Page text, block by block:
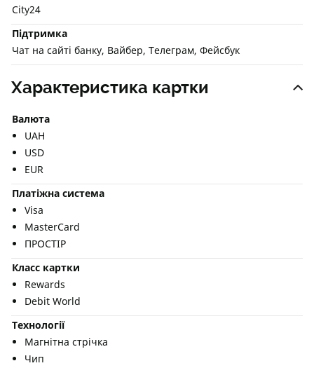
City24
Підтримка
Чат на сайті банку, Вайбер, Телеграм, Фейсбук
Характеристика картки
Валюта
UAH
USD
EUR
Платіжна система
Visa
MasterCard
ПРОСТІР
Класс картки
Rewards
Debit World
Технології
Магнітна стрічка
Чип